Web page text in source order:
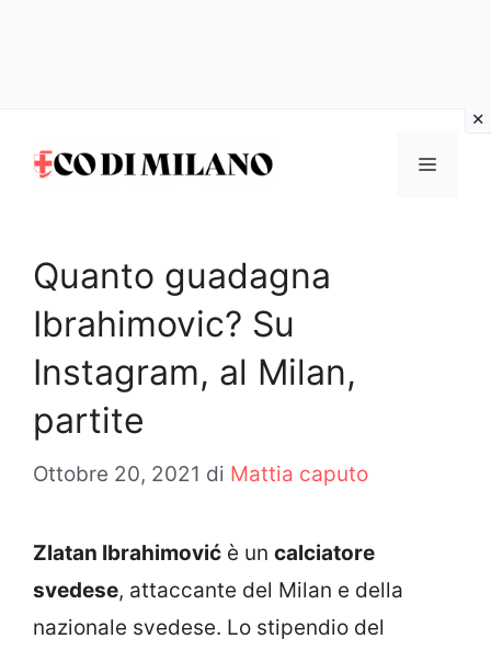
MENU
Quanto guadagna
Ibrahimovic? Su
Instagram, al Milan,
partite
Ottobre 20, 2021 di Mattia caputo
Zlatan Ibrahimović è un calciatore
svedese, attaccante del Milan e della
nazionale svedese. Lo stipendio del